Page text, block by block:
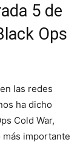
5 de
Ops
las redes
ha dicho
Cold War,
más importante